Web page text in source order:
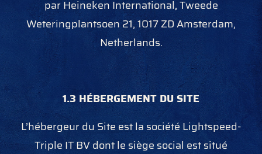
par Heineken International, Tweede
Weteringplantsoen 21, 1017 ZD Amsterdam,
Netherlands.
1.3 HÉBERGEMENT DU SITE
L’hébergeur du Site est la société Lightspeed-
Triple IT BV dont le siège social est situé